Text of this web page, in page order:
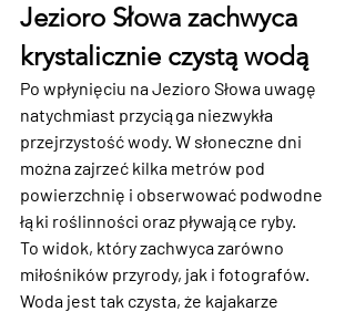
Jezioro Słowa zachwyca
krystalicznie czystą wodą
Po wpłynięciu na Jezioro Słowa uwagę
natychmiast przyciąga niezwykła
przejrzystość wody. W słoneczne dni
można zajrzeć kilka metrów pod
powierzchnię i obserwować podwodne
łąki roślinności oraz pływające ryby.
To widok, który zachwyca zarówno
miłośników przyrody, jak i fotografów.
Woda jest tak czysta, że kajakarze